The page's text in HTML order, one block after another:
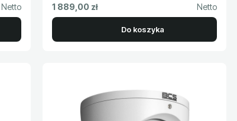
Cena netto
1 889,00 zł
Do koszyka